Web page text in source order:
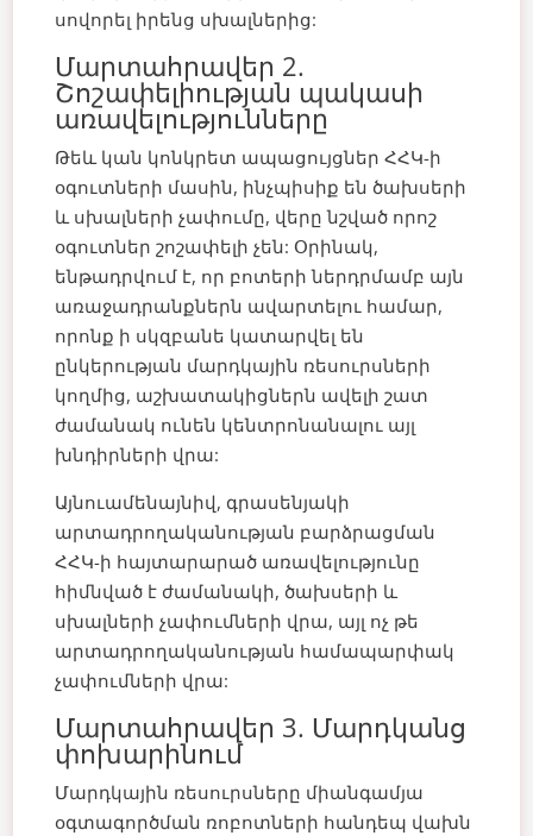
սովորել իրենց սխալներից:
Մարտահրավեր 2.
Շոշափելիության պակասի
առավելությունները
Թեև կան կոնկրետ ապացույցներ ՀՀԿ-ի
օգուտների մասին, ինչպիսիք են ծախսերի
և սխալների չափումը, վերը նշված որոշ
օգուտներ շոշափելի չեն: Օրինակ,
ենթադրվում է, որ բոտերի ներդրմամբ այն
առաջադրանքներն ավարտելու համար,
որոնք ի սկզբանե կատարվել են
ընկերության մարդկային ռեսուրսների
կողմից, աշխատակիցներն ավելի շատ
ժամանակ ունեն կենտրոնանալու այլ
խնդիրների վրա:
Այնուամենայնիվ, գրասենյակի
արտադրողականության բարձրացման
ՀՀԿ-ի հայտարարած առավելությունը
հիմնված է ժամանակի, ծախսերի և
սխալների չափումների վրա, այլ ոչ թե
արտադրողականության համապարփակ
չափումների վրա:
Մարտահրավեր 3. Մարդկանց
փոխարինում
Մարդկային ռեսուրսները միանգամյա
օգտագործման ռոբոտների հանդեպ վախն